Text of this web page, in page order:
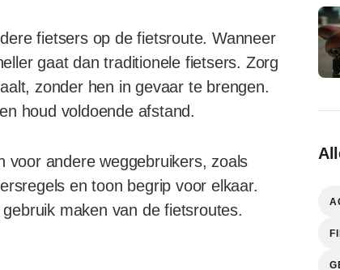
fietsers op de fietsroute. Wanneer
gaat dan traditionele fietsers. Zorg
zonder hen in gevaar te brengen.
houd voldoende afstand.
voor andere weggebruikers, zoals
en toon begrip voor elkaar.
maken van de fietsroutes.